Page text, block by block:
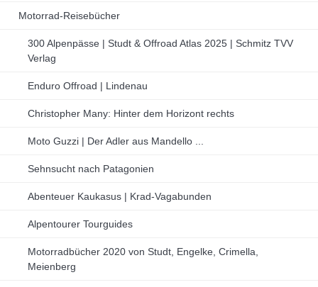
Motorrad-Reisebücher
300 Alpenpässe | Studt & Offroad Atlas 2025 | Schmitz TVV
Verlag
Enduro Offroad | Lindenau
Christopher Many: Hinter dem Horizont rechts
Moto Guzzi | Der Adler aus Mandello ...
Sehnsucht nach Patagonien
Abenteuer Kaukasus | Krad-Vagabunden
Alpentourer Tourguides
Motorradbücher 2020 von Studt, Engelke, Crimella,
Meienberg